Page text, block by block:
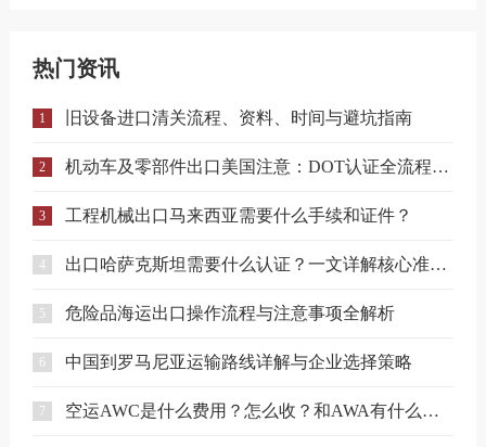
热门资讯
1 旧设备进口清关流程、资料、时间与避坑指南
2 机动车及零部件出口美国注意：DOT认证全流程与合规要点详解
3 工程机械出口马来西亚需要什么手续和证件？
4 出口哈萨克斯坦需要什么认证？一文详解核心准入要求
5 危险品海运出口操作流程与注意事项全解析
6 中国到罗马尼亚运输路线详解与企业选择策略
7 空运AWC是什么费用？怎么收？和AWA有什么区别？